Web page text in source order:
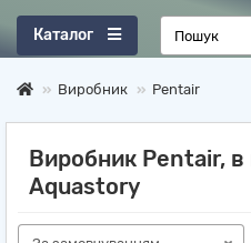
Каталог
Виробник Pentair
Виробник Pentair, в
Aquastory